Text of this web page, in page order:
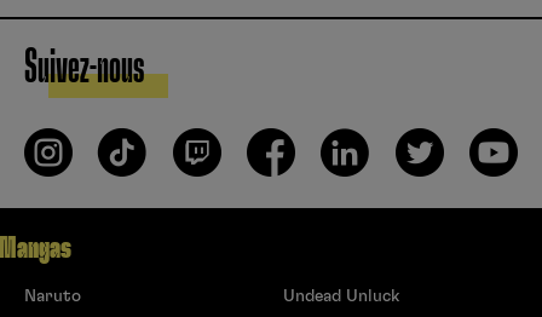
Suivez-nous
Mangas
Naruto Undead Unluck